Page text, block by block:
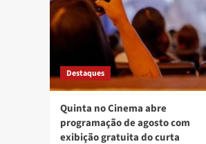
Destaques
Quinta no Cinema abre
programação de agosto com
exibição gratuita do curta